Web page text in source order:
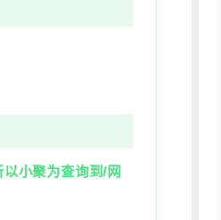
小聚为查询到/网